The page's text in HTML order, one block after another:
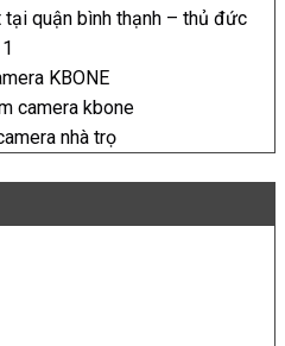
quận bình thạnh – thủ đức
KBONE
camera kbone
nhà trọ